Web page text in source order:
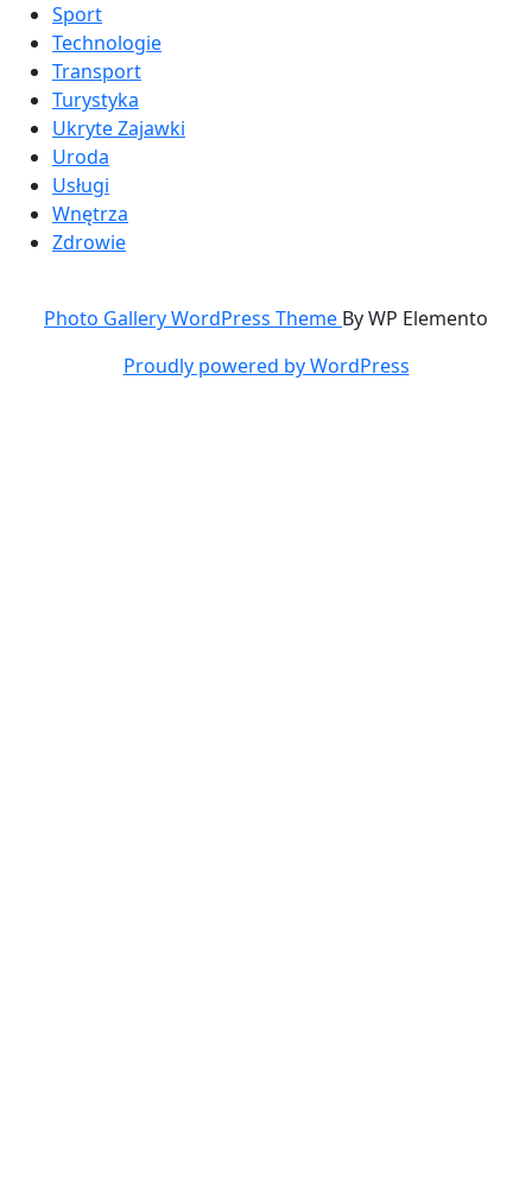
Sport
Technologie
Transport
Turystyka
Ukryte Zajawki
Uroda
Usługi
Wnętrza
Zdrowie
Photo Gallery WordPress Theme By WP Elemento
Proudly powered by WordPress